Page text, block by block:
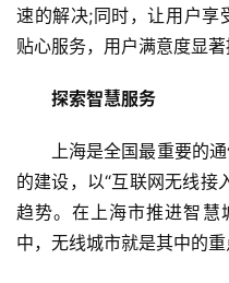
速的解决;同时，让用户享
贴心服务，用户满意度显著
探索智慧服务
上海是全国最重要的
的建设，以“互联网无线接
趋势。在上海市推进智慧
中，无线城市就是其中的重